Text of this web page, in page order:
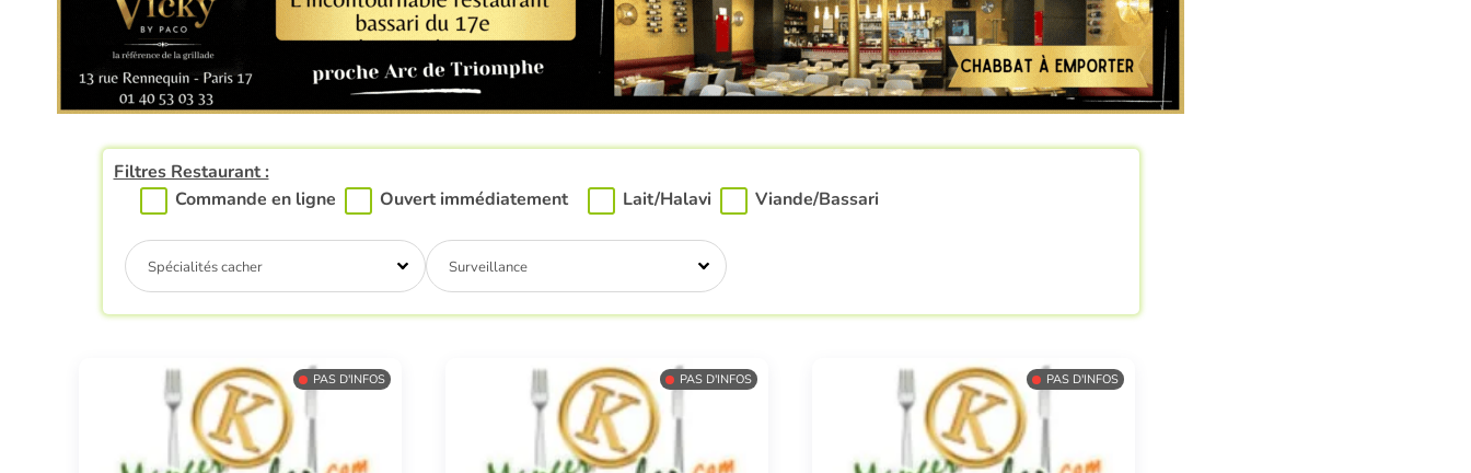
Filtres Restaurant :
Commande en ligne
Ouvert immédiatement Lait/Halavi Viande/Bassari
Spécialités cacher Surveillance
PAS D'INFOS PAS D'INFOS PAS D'INFOS